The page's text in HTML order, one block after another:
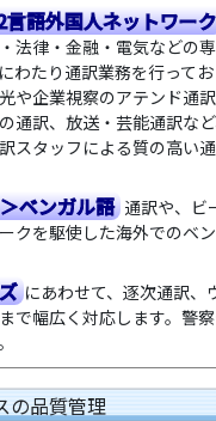
語外国人ネットワーク
法律・金融・電気などの
わたり通訳業務を行って
や企業視察のアテンド通
通訳、放送・芸能通訳な
スタッフによる質の高い
ベンガル語 通訳や、ビ
クを駆使した海外でのベ
にあわせて、逐次通訳、
で幅広く対応します。警
の品質管理